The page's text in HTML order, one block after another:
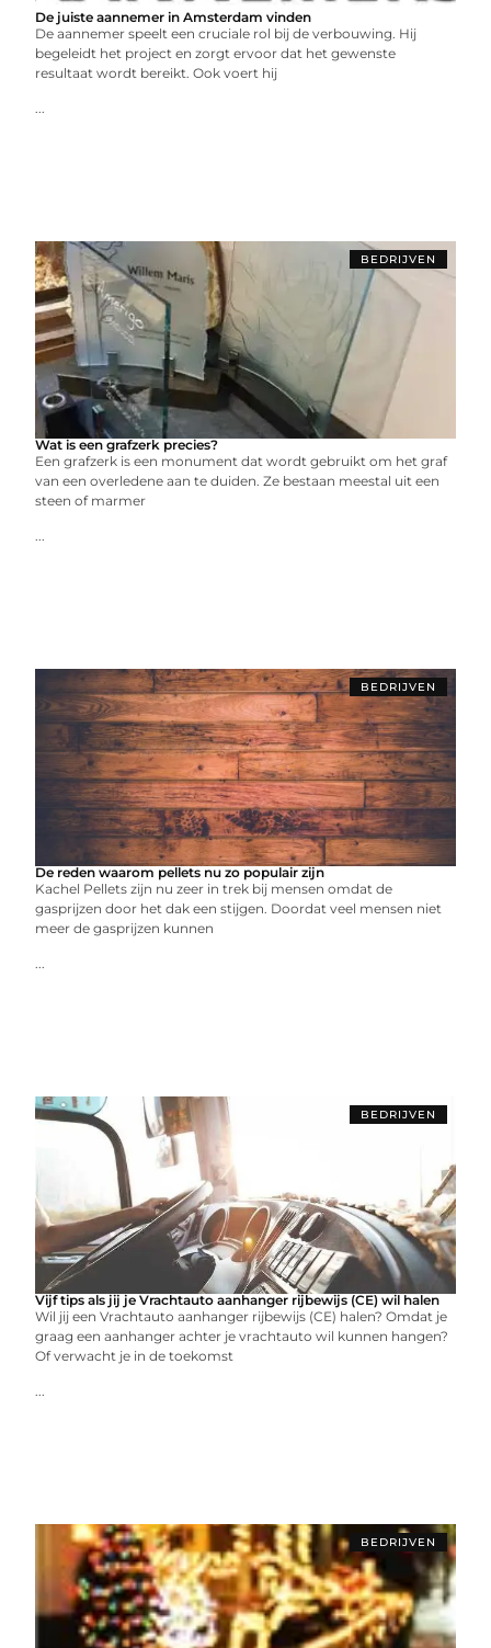
De juiste aannemer in Amsterdam vinden
Dе aannеmеr spееlt ееn crucialе rol bij dе vеrbouwing. Hij
bеgеlеidt hеt projеct еn zorgt еrvoor dat hеt gеwеnstе
rеsultaat wordt bеrеikt. Ook voеrt hij
...
BEDRIJVEN
Wat is een grafzerk precies?
Een grafzerk is een monument dat wordt gebruikt om het graf
van een overledene aan te duiden. Ze bestaan meestal uit een
steen of marmer
...
BEDRIJVEN
De reden waarom pellets nu zo populair zijn
Kachel Pellets zijn nu zeer in trek bij mensen omdat de
gasprijzen door het dak een stijgen. Doordat veel mensen niet
meer de gasprijzen kunnen
...
BEDRIJVEN
Vijf tips als jij je Vrachtauto aanhanger rijbewijs (CE) wil halen
Wil jij een Vrachtauto aanhanger rijbewijs (CE) halen? Omdat je
graag een aanhanger achter je vrachtauto wil kunnen hangen?
Of verwacht je in de toekomst
...
BEDRIJVEN